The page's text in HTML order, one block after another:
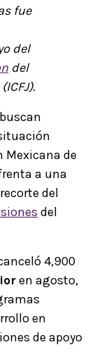
fue
del
del
buscan
de
a una
del
del
4,900
en agosto,
en
de apoyo